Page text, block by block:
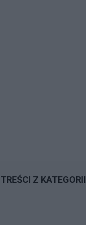
Z KATEGORII